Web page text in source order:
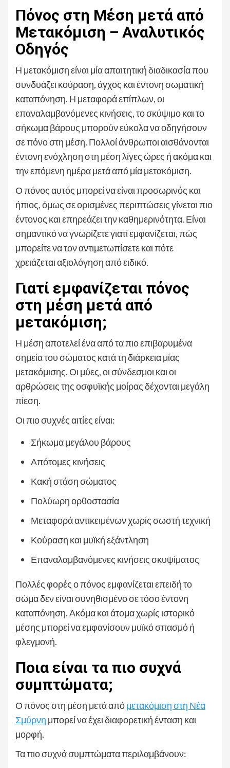
Πόνος στη Μέση μετά από
Μετακόμιση – Αναλυτικός
Οδηγός
Η μετακόμιση είναι μία απαιτητική διαδικασία που
συνδυάζει κούραση, άγχος και έντονη σωματική
καταπόνηση. Η μεταφορά επίπλων, οι
επαναλαμβανόμενες κινήσεις, το σκύψιμο και το
σήκωμα βάρους μπορούν εύκολα να οδηγήσουν
σε πόνο στη μέση. Πολλοί άνθρωποι αισθάνονται
έντονη ενόχληση στη μέση λίγες ώρες ή ακόμα και
την επόμενη ημέρα μετά από μία μετακόμιση.
Ο πόνος αυτός μπορεί να είναι προσωρινός και
ήπιος, όμως σε ορισμένες περιπτώσεις γίνεται πιο
έντονος και επηρεάζει την καθημερινότητα. Είναι
σημαντικό να γνωρίζετε γιατί εμφανίζεται, πώς
μπορείτε να τον αντιμετωπίσετε και πότε
χρειάζεται αξιολόγηση από ειδικό.
Γιατί εμφανίζεται πόνος
στη μέση μετά από
μετακόμιση;
Η μέση αποτελεί ένα από τα πιο επιβαρυμένα
σημεία του σώματος κατά τη διάρκεια μίας
μετακόμισης. Οι μύες, οι σύνδεσμοι και οι
αρθρώσεις της οσφυϊκής μοίρας δέχονται μεγάλη
πίεση.
Οι πιο συχνές αιτίες είναι:
Σήκωμα μεγάλου βάρους
Απότομες κινήσεις
Κακή στάση σώματος
Πολύωρη ορθοστασία
Μεταφορά αντικειμένων χωρίς σωστή τεχνική
Κούραση και μυϊκή εξάντληση
Επαναλαμβανόμενες κινήσεις σκυψίματος
Πολλές φορές ο πόνος εμφανίζεται επειδή το
σώμα δεν είναι συνηθισμένο σε τόσο έντονη
καταπόνηση. Ακόμα και άτομα χωρίς ιστορικό
μέσης μπορεί να εμφανίσουν μυϊκό σπασμό ή
φλεγμονή.
Ποια είναι τα πιο συχνά
συμπτώματα;
Ο πόνος στη μέση μετά απόμετακόμιση στη Νέα
Σμύρνη μπορεί να έχει διαφορετική ένταση και
μορφή.
Τα πιο συχνά συμπτώματα περιλαμβάνουν: